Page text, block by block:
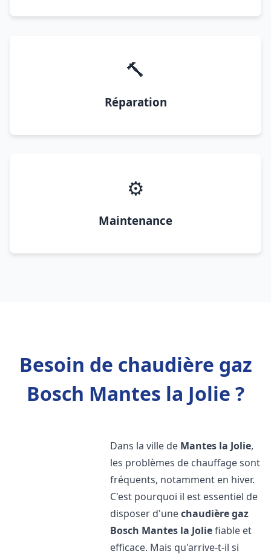
🔨
Réparation
⚙️
Maintenance
Besoin de chaudière gaz
Bosch Mantes la Jolie ?
Dans la ville de Mantes la Jolie,
les problèmes de chauffage sont
fréquents, notamment en hiver.
C'est pourquoi il est essentiel de
disposer d'unechaudière gaz
Bosch Mantes la Joliefiable et
efficace. Mais qu'arrive-t-il si